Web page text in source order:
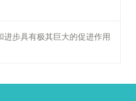
进步具有极其巨大的促进作用